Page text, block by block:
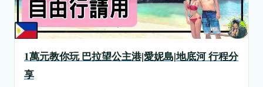
1萬元教你玩 巴拉望公主港|愛妮島|地底河 行程分
享